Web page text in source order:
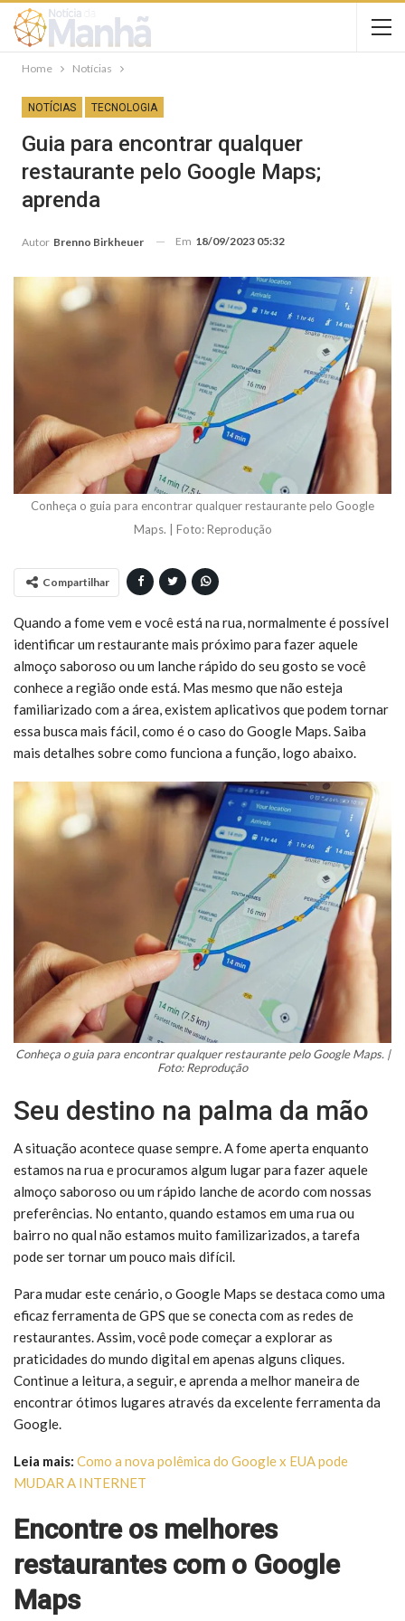
Home Notícias
NOTÍCIAS TECNOLOGIA
Guia para encontrar qualquer
restaurante pelo Google Maps;
aprenda
Autor Brenno Birkheuer Em 18/09/2023 05:32
Conheça o guia para encontrar qualquer restaurante pelo Google
Maps. | Foto: Reprodução
Compartilhar
Quando a fome vem e você está na rua, normalmente é possível
identificar um restaurante mais próximo para fazer aquele
almoço saboroso ou um lanche rápido do seu gosto se você
conhece a região onde está. Mas mesmo que não esteja
familiarizado com a área, existem aplicativos que podem tornar
essa busca mais fácil, como é o caso do Google Maps. Saiba
mais detalhes sobre como funciona a função, logo abaixo.
Conheça o guia para encontrar qualquer restaurante pelo Google Maps. |
Foto: Reprodução
Seu destino na palma da mão
A situação acontece quase sempre. A fome aperta enquanto
estamos na rua e procuramos algum lugar para fazer aquele
almoço saboroso ou um rápido lanche de acordo com nossas
preferências. No entanto, quando estamos em uma rua ou
bairro no qual não estamos muito familizarizados, a tarefa
pode ser tornar um pouco mais difícil.
Para mudar este cenário, o Google Maps se destaca como uma
eficaz ferramenta de GPS que se conecta com as redes de
restaurantes. Assim, você pode começar a explorar as
praticidades do mundo digital em apenas alguns cliques.
Continue a leitura, a seguir, e aprenda a melhor maneira de
encontrar ótimos lugares através da excelente ferramenta da
Google.
Leia mais: Como a nova polêmica do Google x EUA pode
MUDAR A INTERNET
Encontre os melhores
restaurantes com o Google
Maps